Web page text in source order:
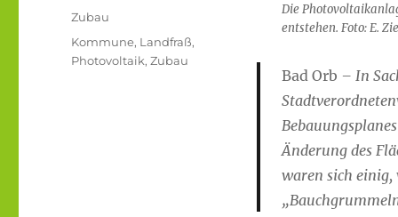
Die
entstehen. Foto: E.
Bad Orb – In
Änderung des
waren sich einig,
am
Kategorien
Zubau
Schlagwörter
Kommune, Landfraß,
Photovoltaik,Zubau